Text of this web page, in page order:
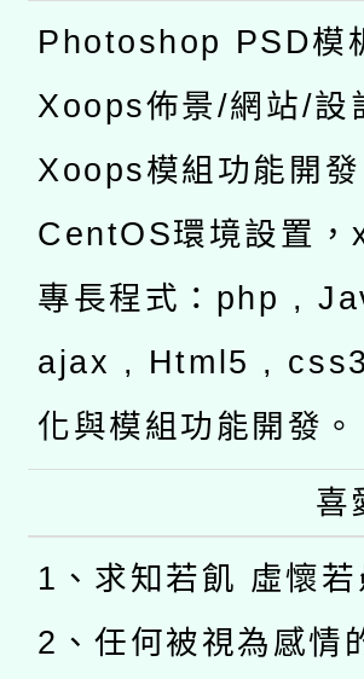
Photoshop PSD模
Xoops佈景/網站/設
Xoops模組功能開發
CentOS環境設置
專長程式：php ,
ajax , Html5 ,
化與模組功能開發。
喜
1、求知若飢 虛懷若
2、任何被視為感情